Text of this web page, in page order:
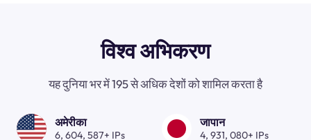
विश्व अभिकरण
यह दुनिया भर में 195 से अधिक देशों को शामिल करता है
अमेरीका
6, 604, 587+ IPs
जापान
4, 931, 080+ IPs